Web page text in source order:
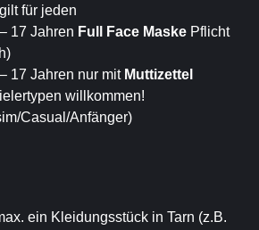
für jeden
17 Jahren Full Face Maske Pflicht
17 Jahren nur mit Muttizettel
willkommen!
Casual/Anfänger)
ein Kleidungsstück in Tarn (z.B.